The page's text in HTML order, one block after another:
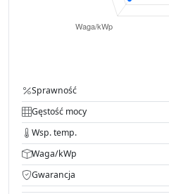
Sprawność
Gęstość mocy
Wsp. temp.
Waga/kWp
Gwarancja